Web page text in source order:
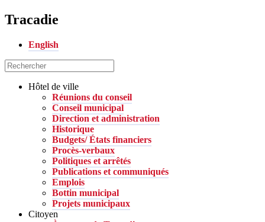
Tracadie
English
Hôtel de ville
Réunions du conseil
Conseil municipal
Direction et administration
Historique
Budgets/ États financiers
Procès-verbaux
Politiques et arrêtés
Publications et communiqués
Emplois
Bottin municipal
Projets municipaux
Citoyen